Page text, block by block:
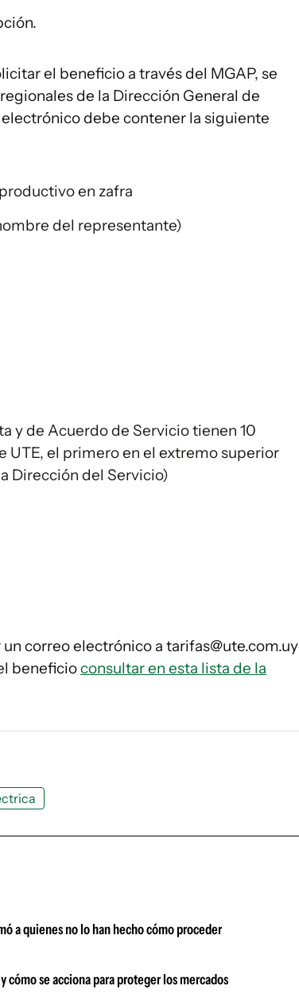
el beneficio a través del MGAP, se
de la Dirección General de
debe contener la siguiente
en zafra
del representante)
y de Acuerdo de Servicio tienen 10
UTE, el primero en el extremo superior
Dirección del Servicio)
correo electrónico a tarifas@ute.com.uy
beneficioconsultar en esta lista de la
a quienes no lo han hecho cómo proceder
se acciona para proteger los mercados